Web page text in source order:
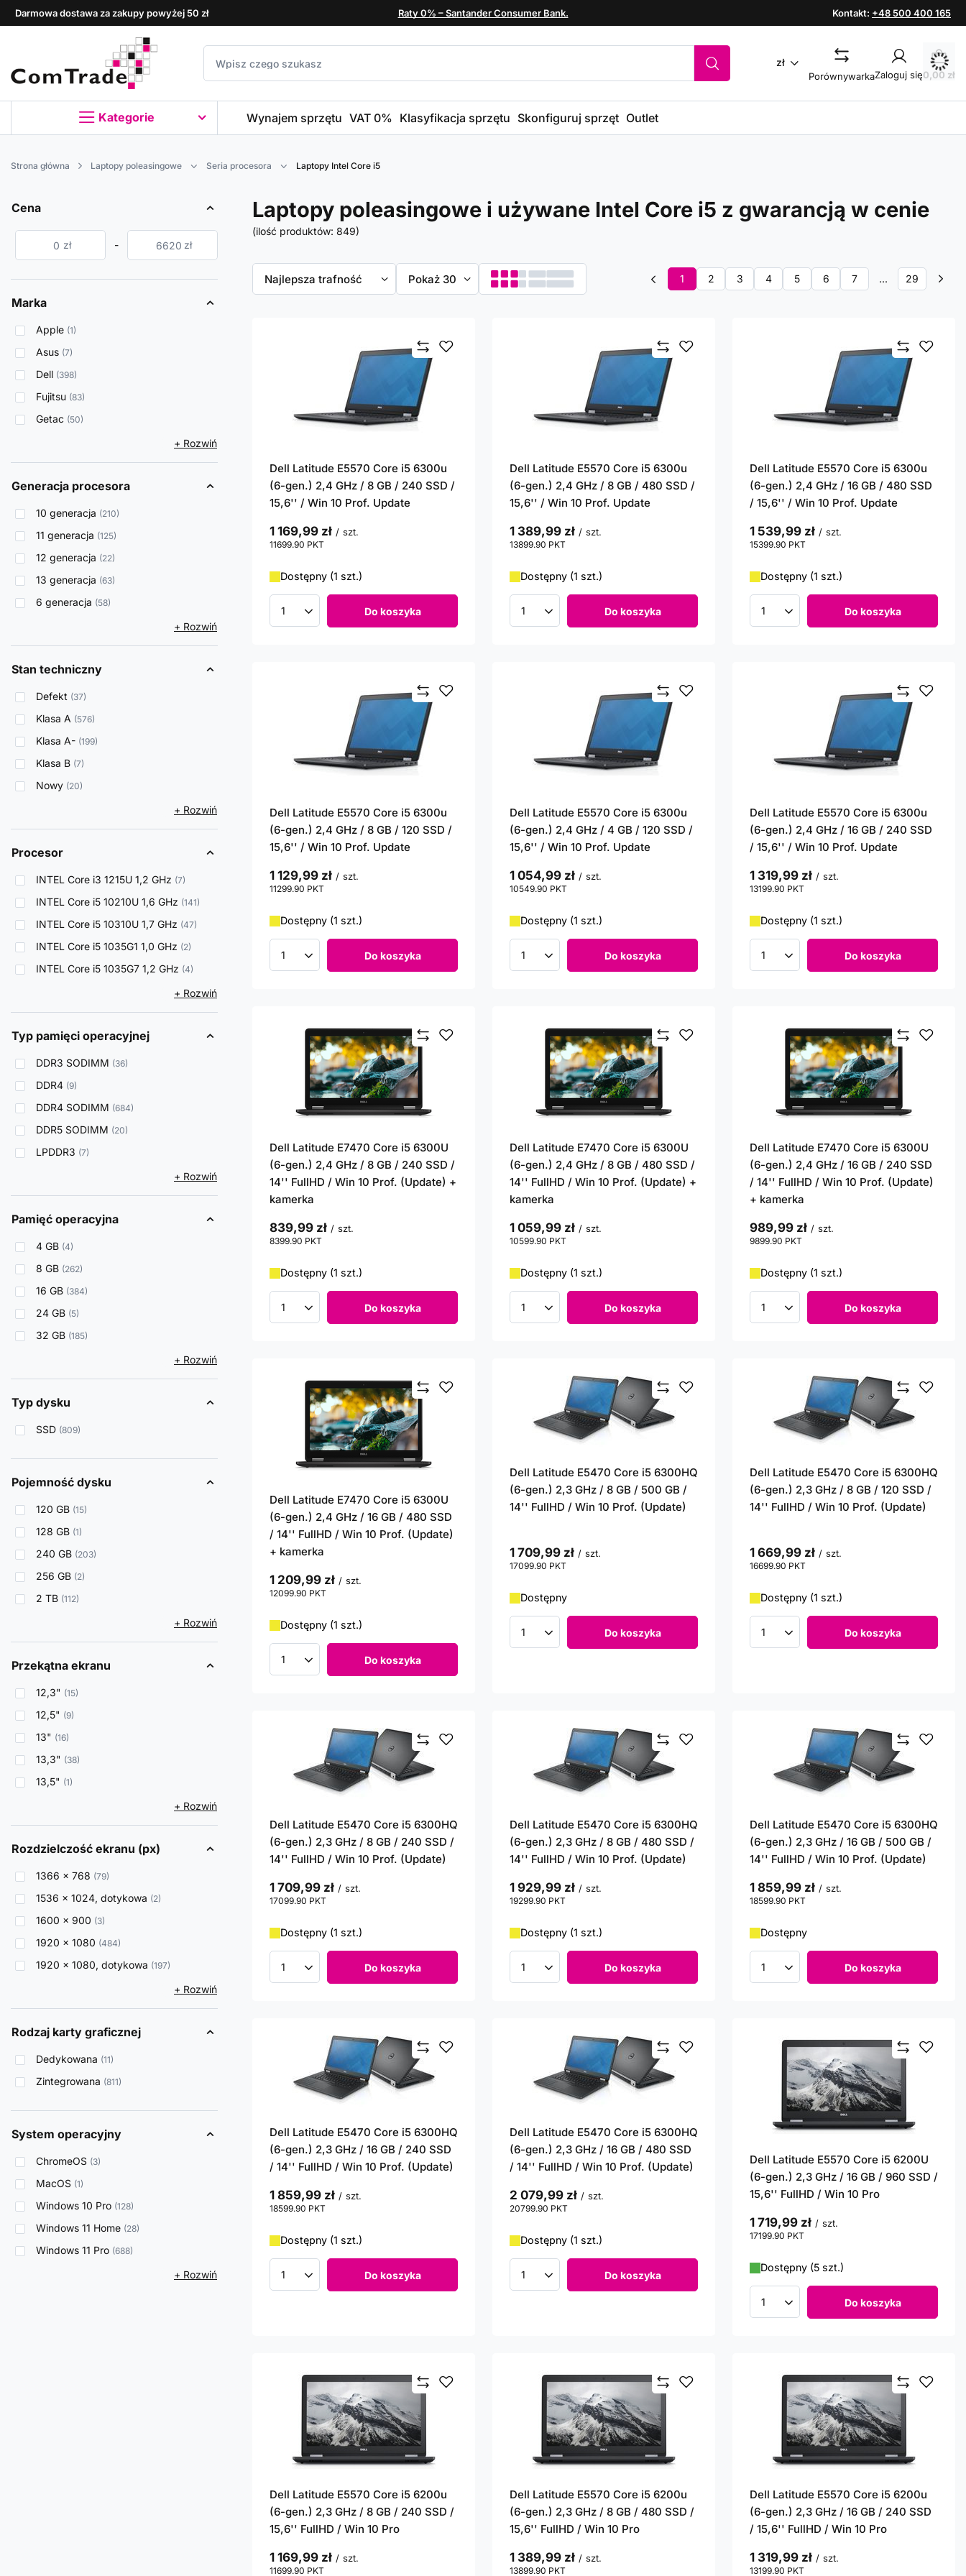
Darmowa dostawa za zakupy powyżej 50 zł Raty 0% – Santander Consumer Bank. Kontakt: +48 500 400 165
zł
PorównywarkaZaloguj się0,00 zł
Kategorie Wynajem sprzętu VAT 0% Klasyfikacja sprzętu Skonfiguruj sprzęt Outlet
Strona główna Laptopy poleasingowe Seria procesora Laptopy Intel Core i5
Cena
zł - zł
Marka
Apple 1
Asus 7
Dell 398
Fujitsu 83
Getac 50
+ Rozwiń
Generacja procesora
10 generacja 210
11 generacja 125
12 generacja 22
13 generacja 63
6 generacja 58
+ Rozwiń
Stan techniczny
Defekt 37
Klasa A 576
Klasa A- 199
Klasa B 7
Nowy 20
+ Rozwiń
Procesor
INTEL Core i3 1215U 1,2 GHz 7
INTEL Core i5 10210U 1,6 GHz 141
INTEL Core i5 10310U 1,7 GHz 47
INTEL Core i5 1035G1 1,0 GHz 2
INTEL Core i5 1035G7 1,2 GHz 4
+ Rozwiń
Typ pamięci operacyjnej
DDR3 SODIMM 36
DDR4 9
DDR4 SODIMM 684
DDR5 SODIMM 20
LPDDR3 7
+ Rozwiń
Pamięć operacyjna
4 GB 4
8 GB 262
16 GB 384
24 GB 5
32 GB 185
+ Rozwiń
Typ dysku
SSD 809
Pojemność dysku
120 GB 15
128 GB 1
240 GB 203
256 GB 2
2 TB 112
+ Rozwiń
Przekątna ekranu
12,3" 15
12,5" 9
13" 16
13,3" 38
13,5" 1
+ Rozwiń
Rozdzielczość ekranu (px)
1366 x 768 79
1536 x 1024, dotykowa 2
1600 x 900 3
1920 x 1080 484
1920 x 1080, dotykowa 197
+ Rozwiń
Rodzaj karty graficznej
Dedykowana 11
Zintegrowana 811
System operacyjny
ChromeOS 3
MacOS 1
Windows 10 Pro 128
Windows 11 Home 28
Windows 11 Pro 688
+ Rozwiń
Laptopy poleasingowe i używane Intel Core i5 z gwarancją w cenie
(ilość produktów: 849)
Zmień sortowanie
Najlepsza trafność Zmień ilość wyświetlanych produktów
Pokaż 30 1 2 3 4 5 6 7 ... 29
Dell Latitude E5570 Core i5 6300u
(6-gen.) 2,4 GHz / 8 GB / 240 SSD /
15,6'' / Win 10 Prof. Update
1 169,99 zł / szt.
11699.90 PKT
Dostępny (1 szt.)
Ilość produktów Do koszyka
Dell Latitude E5570 Core i5 6300u
(6-gen.) 2,4 GHz / 8 GB / 480 SSD /
15,6'' / Win 10 Prof. Update
1 389,99 zł / szt.
13899.90 PKT
Dostępny (1 szt.)
Ilość produktów Do koszyka
Dell Latitude E5570 Core i5 6300u
(6-gen.) 2,4 GHz / 16 GB / 480 SSD
/ 15,6'' / Win 10 Prof. Update
1 539,99 zł / szt.
15399.90 PKT
Dostępny (1 szt.)
Ilość produktów Do koszyka
Dell Latitude E5570 Core i5 6300u
(6-gen.) 2,4 GHz / 8 GB / 120 SSD /
15,6'' / Win 10 Prof. Update
1 129,99 zł / szt.
11299.90 PKT
Dostępny (1 szt.)
Ilość produktów Do koszyka
Dell Latitude E5570 Core i5 6300u
(6-gen.) 2,4 GHz / 4 GB / 120 SSD /
15,6'' / Win 10 Prof. Update
1 054,99 zł / szt.
10549.90 PKT
Dostępny (1 szt.)
Ilość produktów Do koszyka
Dell Latitude E5570 Core i5 6300u
(6-gen.) 2,4 GHz / 16 GB / 240 SSD
/ 15,6'' / Win 10 Prof. Update
1 319,99 zł / szt.
13199.90 PKT
Dostępny (1 szt.)
Ilość produktów Do koszyka
Dell Latitude E7470 Core i5 6300U
(6-gen.) 2,4 GHz / 8 GB / 240 SSD /
14'' FullHD / Win 10 Prof. (Update) +
kamerka
839,99 zł / szt.
8399.90 PKT
Dostępny (1 szt.)
Ilość produktów Do koszyka
Dell Latitude E7470 Core i5 6300U
(6-gen.) 2,4 GHz / 8 GB / 480 SSD /
14'' FullHD / Win 10 Prof. (Update) +
kamerka
1 059,99 zł / szt.
10599.90 PKT
Dostępny (1 szt.)
Ilość produktów Do koszyka
Dell Latitude E7470 Core i5 6300U
(6-gen.) 2,4 GHz / 16 GB / 240 SSD
/ 14'' FullHD / Win 10 Prof. (Update)
+ kamerka
989,99 zł / szt.
9899.90 PKT
Dostępny (1 szt.)
Ilość produktów Do koszyka
Dell Latitude E7470 Core i5 6300U
(6-gen.) 2,4 GHz / 16 GB / 480 SSD
/ 14'' FullHD / Win 10 Prof. (Update)
+ kamerka
1 209,99 zł / szt.
12099.90 PKT
Dostępny (1 szt.)
Ilość produktów Do koszyka
Dell Latitude E5470 Core i5 6300HQ
(6-gen.) 2,3 GHz / 8 GB / 500 GB /
14'' FullHD / Win 10 Prof. (Update)
1 709,99 zł / szt.
17099.90 PKT
Dostępny
Ilość produktów Do koszyka
Dell Latitude E5470 Core i5 6300HQ
(6-gen.) 2,3 GHz / 8 GB / 120 SSD /
14'' FullHD / Win 10 Prof. (Update)
1 669,99 zł / szt.
16699.90 PKT
Dostępny (1 szt.)
Ilość produktów Do koszyka
Dell Latitude E5470 Core i5 6300HQ
(6-gen.) 2,3 GHz / 8 GB / 240 SSD /
14'' FullHD / Win 10 Prof. (Update)
1 709,99 zł / szt.
17099.90 PKT
Dostępny (1 szt.)
Ilość produktów Do koszyka
Dell Latitude E5470 Core i5 6300HQ
(6-gen.) 2,3 GHz / 8 GB / 480 SSD /
14'' FullHD / Win 10 Prof. (Update)
1 929,99 zł / szt.
19299.90 PKT
Dostępny (1 szt.)
Ilość produktów Do koszyka
Dell Latitude E5470 Core i5 6300HQ
(6-gen.) 2,3 GHz / 16 GB / 500 GB /
14'' FullHD / Win 10 Prof. (Update)
1 859,99 zł / szt.
18599.90 PKT
Dostępny
Ilość produktów Do koszyka
Dell Latitude E5470 Core i5 6300HQ
(6-gen.) 2,3 GHz / 16 GB / 240 SSD
/ 14'' FullHD / Win 10 Prof. (Update)
1 859,99 zł / szt.
18599.90 PKT
Dostępny (1 szt.)
Ilość produktów Do koszyka
Dell Latitude E5470 Core i5 6300HQ
(6-gen.) 2,3 GHz / 16 GB / 480 SSD
/ 14'' FullHD / Win 10 Prof. (Update)
2 079,99 zł / szt.
20799.90 PKT
Dostępny (1 szt.)
Ilość produktów Do koszyka
Dell Latitude E5570 Core i5 6200U
(6-gen.) 2,3 GHz / 16 GB / 960 SSD /
15,6'' FullHD / Win 10 Pro
1 719,99 zł / szt.
17199.90 PKT
Dostępny (5 szt.)
Ilość produktów Do koszyka
Dell Latitude E5570 Core i5 6200u
(6-gen.) 2,3 GHz / 8 GB / 240 SSD /
15,6'' FullHD / Win 10 Pro
1 169,99 zł / szt.
11699.90 PKT
Dell Latitude E5570 Core i5 6200u
(6-gen.) 2,3 GHz / 8 GB / 480 SSD /
15,6'' FullHD / Win 10 Pro
1 389,99 zł / szt.
13899.90 PKT
Dell Latitude E5570 Core i5 6200u
(6-gen.) 2,3 GHz / 16 GB / 240 SSD
/ 15,6'' FullHD / Win 10 Pro
1 319,99 zł / szt.
13199.90 PKT